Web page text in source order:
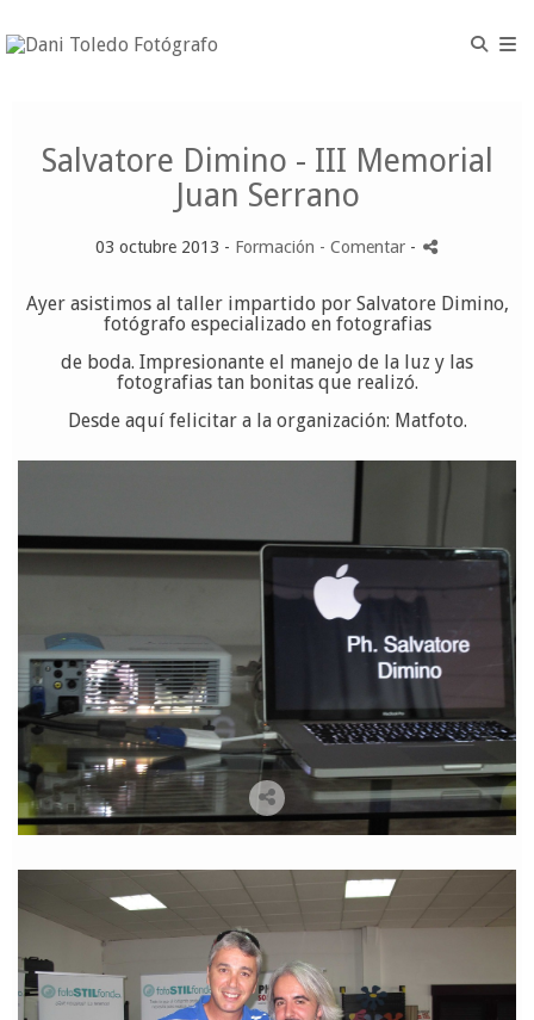
Salvatore Dimino - III Memorial
Juan Serrano
03 octubre 2013 - Formación - Comentar -
Ayer asistimos al taller impartido por Salvatore Dimino,
fotógrafo especializado en fotografias
de boda. Impresionante el manejo de la luz y las
fotografias tan bonitas que realizó.
Desde aquí felicitar a la organización: Matfoto.